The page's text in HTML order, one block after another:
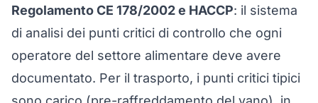
Regolamento CE 178/2002 e HACCP: il sistema
di analisi dei punti critici di controllo che ogni
operatore del settore alimentare deve avere
documentato. Per il trasporto, i punti critici tipici